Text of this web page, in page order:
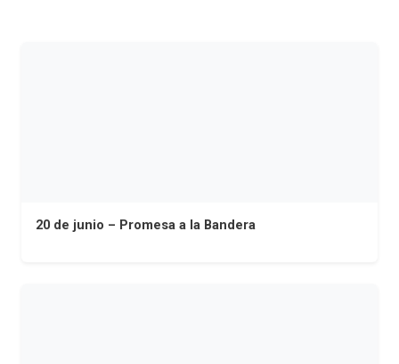
20 de junio – Promesa a la Bandera